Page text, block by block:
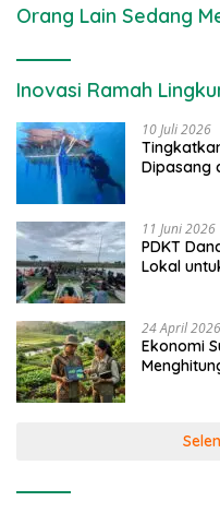
Orang Lain Sedang
Inovasi Ramah
10 Juli 2026
Dipasang
11 Juni 2026
PDKT
Lokal
24 April 2026
Ekonomi